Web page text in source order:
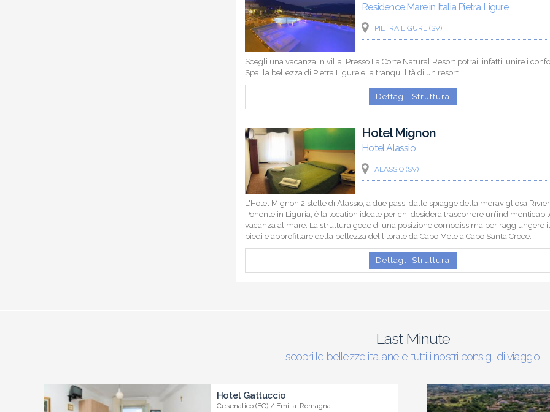
Residence Mare in Italia Pietra Ligure
PIETRA LIGURE (SV)
Scegli una vacanza in villa! Presso La Corte Natural Resort potrai, infatti, unire i
Spa, la bellezza di Pietra Ligure e la tranquillità di un resort.
Dettagli Struttura
Hotel Mignon
Hotel Alassio
ALASSIO (SV)
L'Hotel Mignon 2 stelle di Alassio, a due passi dalle spiagge della meravigliosa
Ponente in Liguria, è la location ideale per chi desidera trascorrere
vacanza al mare. La struttura gode di una posizione comodissima per raggiungere
piedi e approfittare della bellezza del litorale da Capo Mele a Capo Santa Croce.
Dettagli Struttura
Last Minute
scopri le bellezze italiane e tutti i nostri consigli di viaggio
Hotel Gattuccio
Cesenatico (FC) / Emilia-Romagna